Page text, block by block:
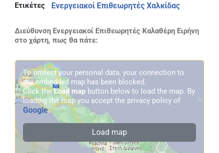
Ετικέτες Ενεργειακοί Επιθεωρητές Χαλκίδας
Διεύθυνση Ενεργειακοί Επιθεωρητές Καλαθέρη Ειρήνη
στο χάρτη, πως θα πάτε:
To protect your personal data, your connection to
the embedded map has been blocked.
Click theLoad map button below to load the map. By
loading the map you accept the privacy policy of
Google.
Load map